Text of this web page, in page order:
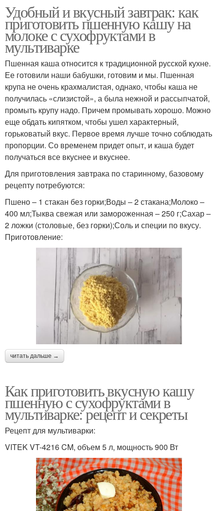
Удобный и вкусный завтрак: как
приготовить пшенную кашу на
молоке с сухофруктами в
мультиварке
Пшенная каша относится к традиционной русской кухне.
Ее готовили наши бабушки, готовим и мы. Пшенная
крупа не очень крахмалистая, однако, чтобы каша не
получилась «слизистой», а была нежной и рассыпчатой,
промыть крупу надо. Причем промывать хорошо. Можно
еще обдать кипятком, чтобы ушел характерный,
горьковатый вкус. Первое время лучше точно соблюдать
пропорции. Со временем придет опыт, и каша будет
получаться все вкуснее и вкуснее.
Для приготовления завтрака по старинному, базовому
рецепту потребуются:
Пшено – 1 стакан без горки;Воды – 2 стакана;Молоко –
400 мл;Тыква свежая или замороженная – 250 г;Сахар –
2 ложки (столовые, без горки);Соль и специи по вкусу.
Приготовление:
читать дальше →
Как приготовить вкусную кашу
пшенную с сухофруктами в
мультиварке: рецепт и секреты
Рецепт для мультиварки:
VITEK VT-4216 CM, объем 5 л, мощность 900 Вт